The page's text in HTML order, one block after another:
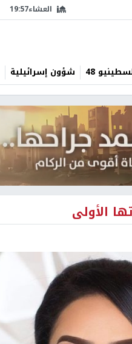
العشاء19:57
48 شؤون إسرائيلية
الأولى